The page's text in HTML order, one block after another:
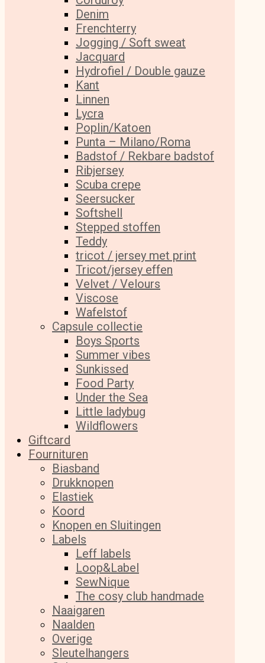
Denim
Frenchterry
Jogging / Soft sweat
Jacquard
Hydrofiel / Double gauze
Kant
Linnen
Lycra
Poplin/Katoen
Punta – Milano/Roma
Badstof / Rekbare badstof
Ribjersey
Scuba crepe
Seersucker
Softshell
Stepped stoffen
Teddy
tricot / jersey met print
Tricot/jersey effen
Velvet / Velours
Viscose
Wafelstof
Capsule collectie
Boys Sports
Summer vibes
Sunkissed
Food Party
Under the Sea
Little ladybug
Wildflowers
Giftcard
Fournituren
Biasband
Drukknopen
Elastiek
Koord
Knopen en Sluitingen
Labels
Leff labels
Loop&Label
SewNique
The cosy club handmade
Naaigaren
Naalden
Overige
Sleutelhangers